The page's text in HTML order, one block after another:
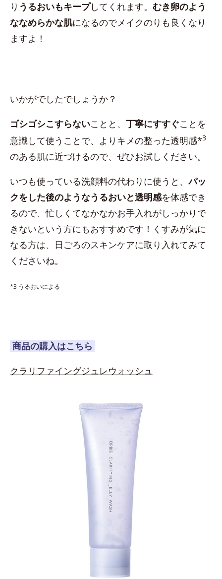
り うるおいもキープしてくれます。 むき卵のよう
ななめらかな肌になるのでメイクのりも良くなり
ますよ！
いかがでしたでしょうか？
ゴシゴシこすらないことと、 丁寧にすすぐことを
意識して使うことで、よりキメの整った透明感*3
のある肌に近づけるので、ぜひお試しください。
いつも使っている洗顔料の代わりに使うと、パッ
クをした後のようなうるおいと透明感を体感でき
るので、忙しくてなかなかお手入れがしっかりで
きないという方にもおすすめです！くすみが気に
なる方は、日ごろのスキンケアに取り入れてみて
くださいね。
*3 うるおいによる
商品の購入はこちら
クラリファイングジュレウォッシュ